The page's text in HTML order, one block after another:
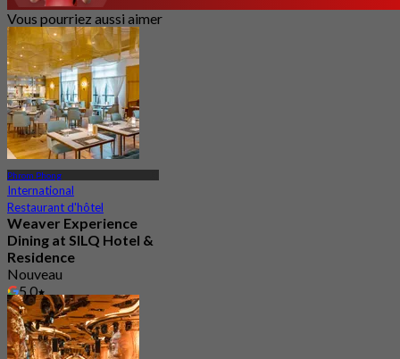
Vous pourriez aussi aimer
Phrom Phong
International
Restaurant d'hôtel
Weaver Experience
Dining at SILQ Hotel &
Residence
Nouveau
5.0
De฿ 463.33